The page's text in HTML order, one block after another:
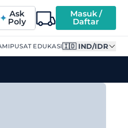
Ask
Poly
Masuk /
Daftar
PUSAT EDUKASI🇮🇩 IND/IDR